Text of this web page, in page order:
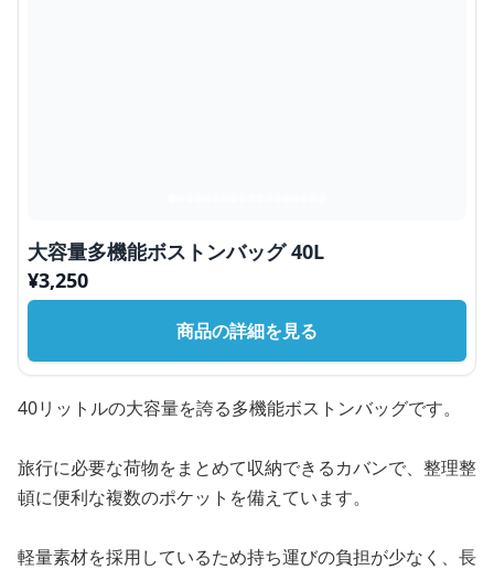
大容量多機能ボストンバッグ 40L
¥3,250
商品の詳細を見る
40リットルの大容量を誇る多機能ボストンバッグです。
旅行に必要な荷物をまとめて収納できるカバンで、整理整
頓に便利な複数のポケットを備えています。
軽量素材を採用しているため持ち運びの負担が少なく、長